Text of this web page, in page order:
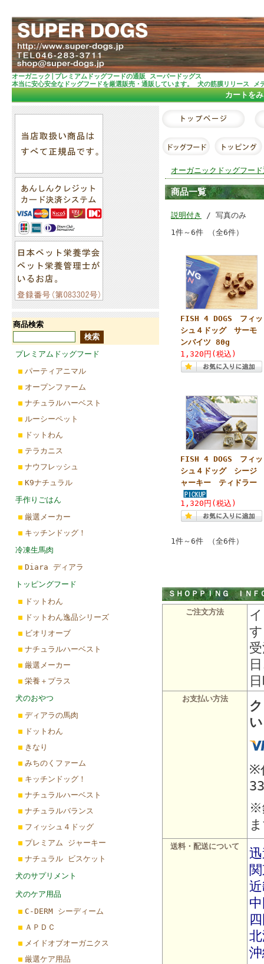
オーガニック|プレミアムドッグフードの通販 スーパードッグス
本当に安心安全なドッグフードを厳選販売・通販しています。 犬の筋膜リリース メ
カートを
商品検索
プレミアムドッグフード
パーティアニマル
オープンファーム
ナチュラルハーベスト
ルーシーペット
ドットわん
テラカニス
ナウフレッシュ
K9ナチュラル
手作りごはん
厳選メーカー
キッチンドッグ！
冷凍生馬肉
Diara ディアラ
トッピングフード
ドットわん
ドットわん逸品シリーズ
ビオリオーブ
ナチュラルハーベスト
厳選メーカー
栄養＋プラス
犬のおやつ
ディアラの馬肉
ドットわん
きなり
みちのくファーム
キッチンドッグ！
ナチュラルハーベスト
ナチュラルバランス
フィッシュ４ドッグ
プレミアム ジャーキー
ナチュラル ビスケット
犬のサプリメント
犬のケア用品
C-DERM シーディーム
ＡＰＤＣ
メイドオブオーガニクス
厳選ケア用品
オーガニックドッグフー
商品一覧
説明付き
/ 写真のみ
1件～6件 （全6件）
FISH 4 DOGS フィッ
シュ４ドッグ サーモ
ンバイツ 80g
1,320円(税込)
FISH 4 DOGS フィッ
シュ４ドッグ シージ
ャーキー ティドラー
1,320円(税込)
1件～6件 （全6件）
ＳＨＯＰＰＩＮＧ ＩＮＦ
ご注文方法
お支払い方法
※
※
送料・配送について